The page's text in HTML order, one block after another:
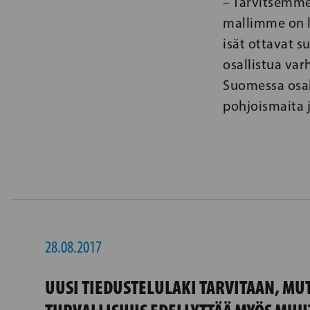
mallimme on
isät ottavat
osallistua
Suomessa
pohjoismaita
28.08.2017
UUSI TIEDUSTELULAKI TARVITAAN,